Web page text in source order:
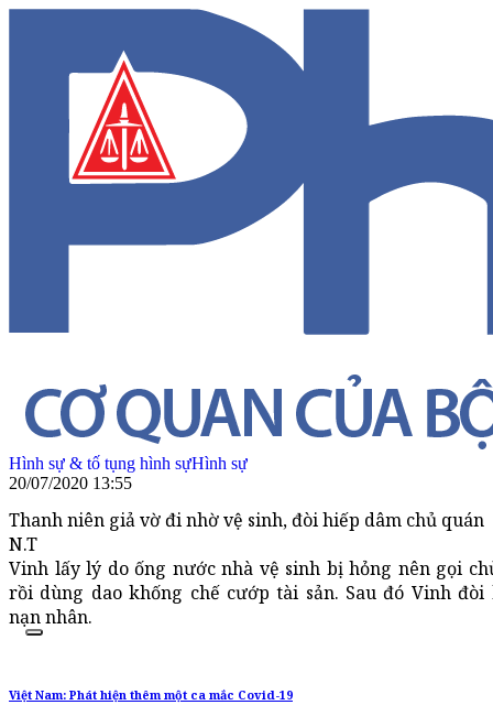
Hình sự & tố tụng hình sựHình sự
20/07/2020 13:55
Thanh niên giả vờ đi nhờ vệ sinh, đòi hiếp dâm chủ quán
N.T
Vinh lấy lý do ống nước nhà vệ sinh bị hỏng nên gọi
rồi dùng dao khống chế cướp tài sản. Sau đó Vinh đòi
nạn nhân.
Việt Nam: Phát hiện thêm một ca mắc Covid-19